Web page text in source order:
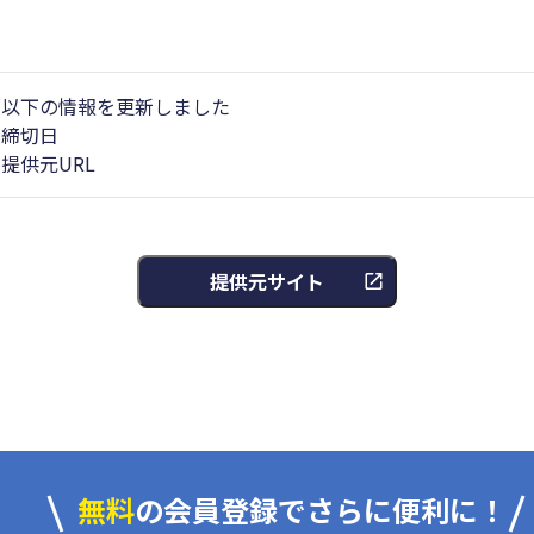
以下の情報を更新しました
締切日
提供元URL
提供元サイト
無料の会員登録でさらに便利に！